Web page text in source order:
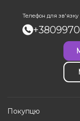
Телефон для зв'язку
Покупцю